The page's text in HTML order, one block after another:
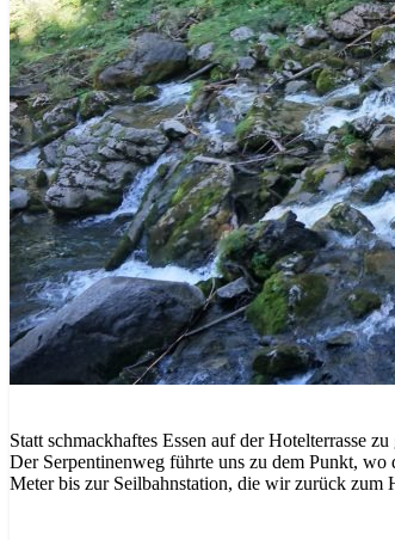
Statt schmackhaftes Essen auf der Hotelterrasse
Der Serpentinenweg führte uns zu dem Punkt, wo
Meter bis zur Seilbahnstation, die wir zurück zum